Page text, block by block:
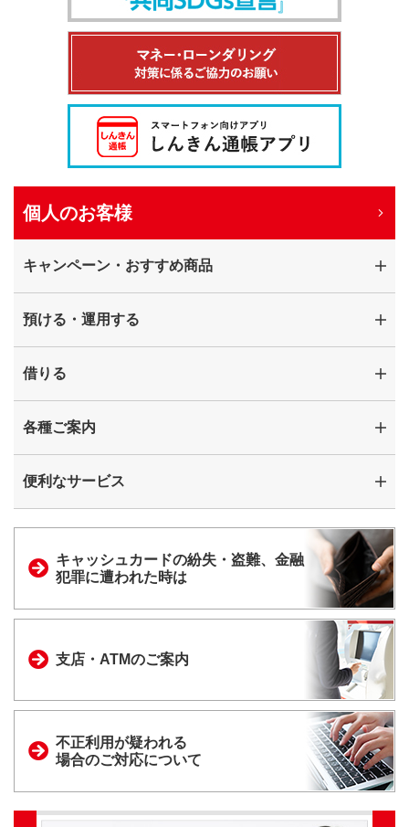
個人のお客様
キャンペーン・おすすめ商品
預ける・運用する
借りる
各種ご案内
便利なサービス
キャッシュカードの紛失・盗難、金融
犯罪に遭われた時は
支店・ATMのご案内
不正利用が疑われる
場合のご対応について